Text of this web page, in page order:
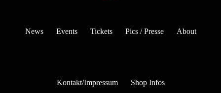
News Events Tickets Pics / Presse About
Kontakt/Impressum Shop Infos